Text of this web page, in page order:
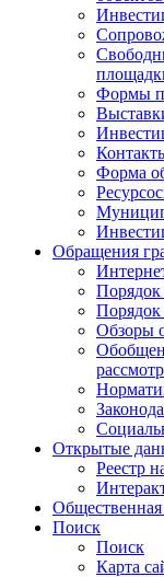
Формы
Форма
Обращения
Порядок
Порядок
Обзоры
Открытые
Реестр
Поиск
Поиск
Карта